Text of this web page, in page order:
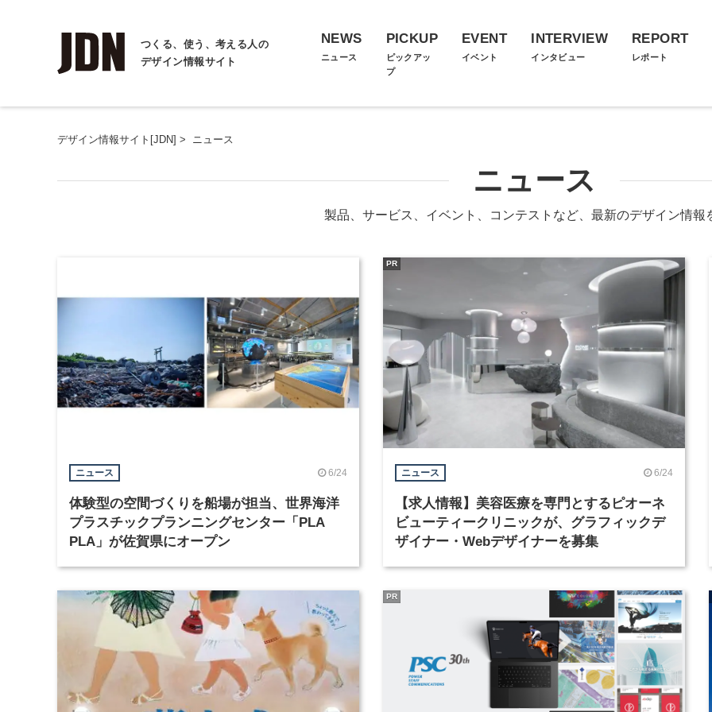
つくる、使う、考える人の
デザイン情報サイト
NEWS
ニュース
PICKUP
ピックアッ
プ
EVENT
イベント
INTERVIEW
インタビュー
REPORT
レポート
デザイン情報サイト[JDN] > ニュース
ニュース
製品、サービス、イベント、コンテストなど、最新のデザイン情報
ニュース 6/24
体験型の空間づくりを船場が担当、世界海洋
プラスチックプランニングセンター「PLA
PLA」が佐賀県にオープン
ニュース 6/24
【求人情報】美容医療を専門とするピオーネ
ビューティークリニックが、グラフィックデ
ザイナー・Webデザイナーを募集
PR
PR